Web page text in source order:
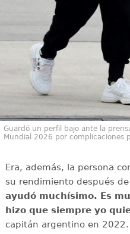
Guardó un perfil bajo ante la
Mundial 2026 por complicaciones
Era, además, la persona
su rendimiento después
ayudó muchísimo. Es
hizo que siempre yo
capitán argentino en 2022.